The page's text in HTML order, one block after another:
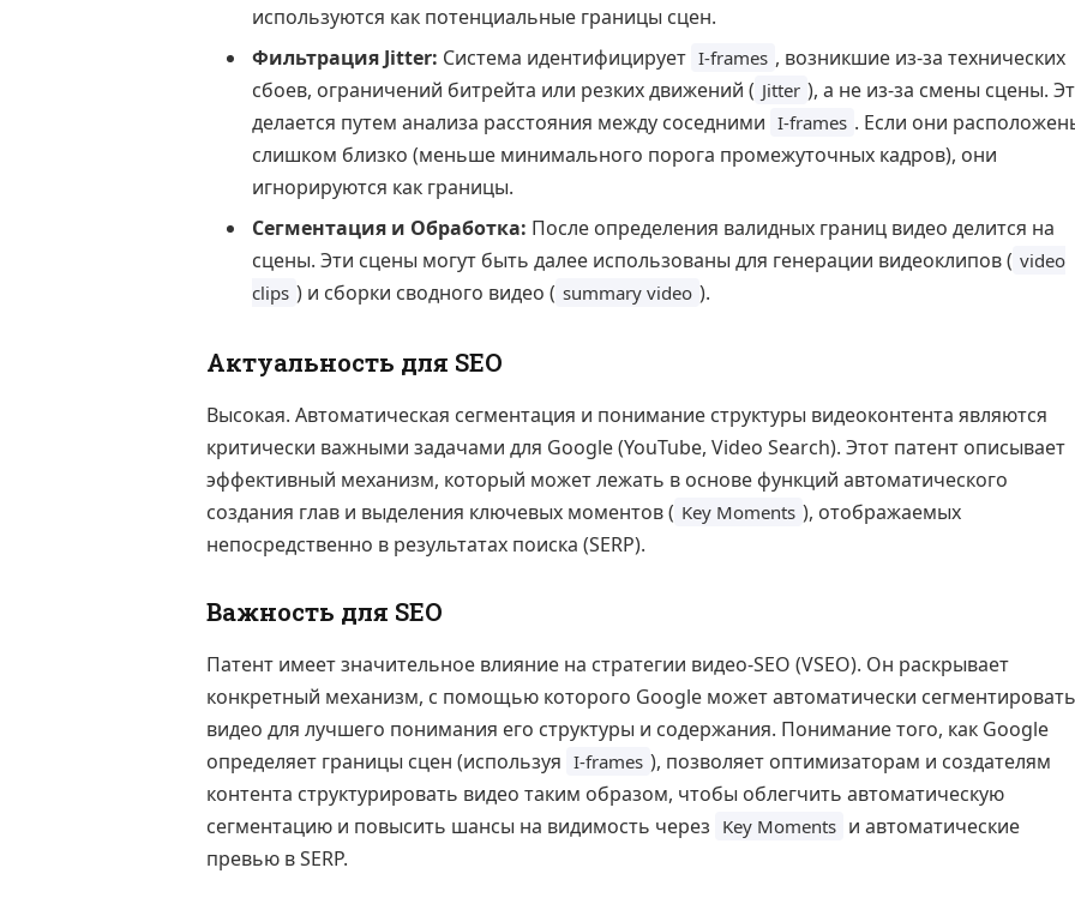
используются как потенциальные границы сцен.
Фильтрация Jitter: Система идентифицирует I-frames , возникшие из-за технических
сбоев, ограничений битрейта или резких движений ( Jitter ), а не из-за смены сцены.
делается путем анализа расстояния между соседними I-frames . Если они
слишком близко (меньше минимального порога промежуточных кадров), они
игнорируются как границы.
Сегментация и Обработка: После определения валидных границ видео делится на
сцены. Эти сцены могут быть далее использованы для генерации видеоклипов ( video
clips ) и сборки сводного видео ( summary video ).
Актуальность для SEO
Высокая. Автоматическая сегментация и понимание структуры видеоконтента являются
критически важными задачами для Google (YouTube, Video Search). Этот патент описывает
эффективный механизм, который может лежать в основе функций автоматического
создания глав и выделения ключевых моментов ( Key Moments ), отображаемых
непосредственно в результатах поиска (SERP).
Важность для SEO
Патент имеет значительное влияние на стратегии видео-SEO (VSEO). Он раскрывает
конкретный механизм, с помощью которого Google может автоматически сегментировать
видео для лучшего понимания его структуры и содержания. Понимание того, как Google
определяет границы сцен (используя I-frames ), позволяет оптимизаторам и создателям
контента структурировать видео таким образом, чтобы облегчить автоматическую
сегментацию и повысить шансы на видимость через Key Moments и автоматические
превью в SERP.